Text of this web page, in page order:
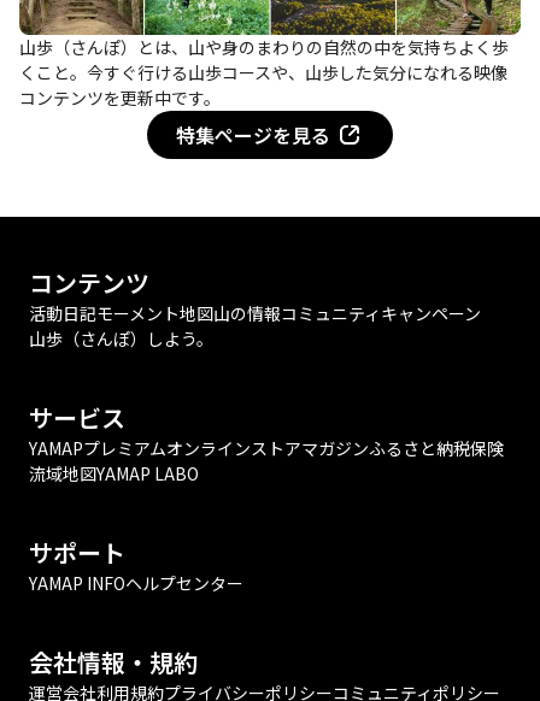
山歩（さんぽ）とは、山や身のまわりの自然の中を気持ちよく歩
くこと。今すぐ行ける山歩コースや、山歩した気分になれる映像
コンテンツを更新中です。
特集ページを見る
コンテンツ
活動日記モーメント地図山の情報コミュニティ キャンペーン
山歩（さんぽ）しよう。
サービス
YAMAPプレミアムオンラインストアマガジンふるさと納税保険
流域地図YAMAP LABO
サポート
YAMAP INFOヘルプセンター
会社情報・規約
運営会社利用規約プライバシーポリシーコミュニティポリシー